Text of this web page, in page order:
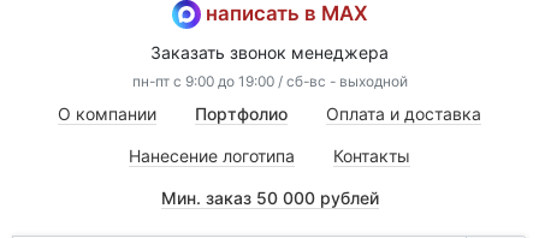
написать в MAX
Заказать звонок менеджера
пн-пт с 9:00 до 19:00 / сб-вс - выходной
О компании Портфолио Оплата и доставка
Нанесение логотипа Контакты
Мин. заказ 50 000 рублей